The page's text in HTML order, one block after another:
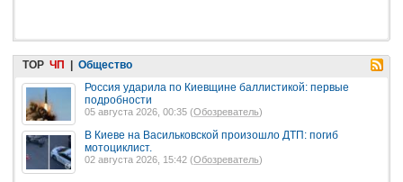
TOP ЧП | Общество
Россия ударила по Киевщине баллистикой: первые
подробности
05 августа 2026, 00:35 (Обозреватель)
В Киеве на Васильковской произошло ДТП: погиб
мотоциклист.
02 августа 2026, 15:42 (Обозреватель)